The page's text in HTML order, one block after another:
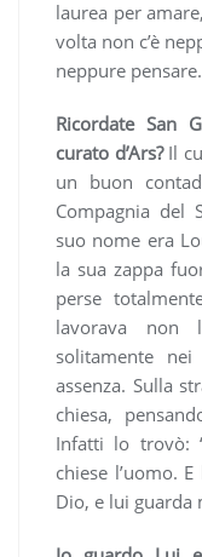
laurea per
volta non c’è
neppure pensare.
Ricordate San
curato d’Ars? Il
un buon
Compagnia del
suo nome era
la sua zappa
perse
lavorava
solitamente
assenza. Sulla
chiesa,
Infatti lo trovò:
chiese l’uomo.
Dio, e lui guarda